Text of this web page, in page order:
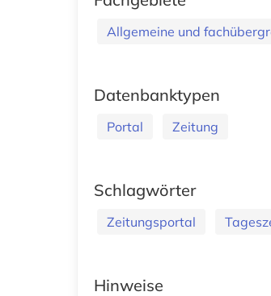
Allgemeine und
Datenbanktypen
Portal Zeitung
Schlagwörter
Zeitungsportal
Hinweise